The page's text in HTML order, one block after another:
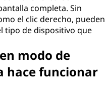
completa. Sin
el clic derecho, pueden
tipo de dispositivo que
modo de
hace funcionar